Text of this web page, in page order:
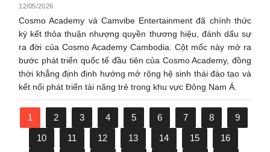
12/05/2026
Cosmo Academy và Camvibe Entertainment đã chính thức
ký kết thỏa thuận nhượng quyền thương hiệu, đánh dấu sự
ra đời của Cosmo Academy Cambodia. Cột mốc này mở ra
bước phát triển quốc tế đầu tiên của Cosmo Academy, đồng
thời khẳng định định hướng mở rộng hệ sinh thái đào tạo và
kết nối phát triển tài năng trẻ trong khu vực Đông Nam Á.
1 2 3 4 5 6 7 8
9
10
11 12 13 14 15
16